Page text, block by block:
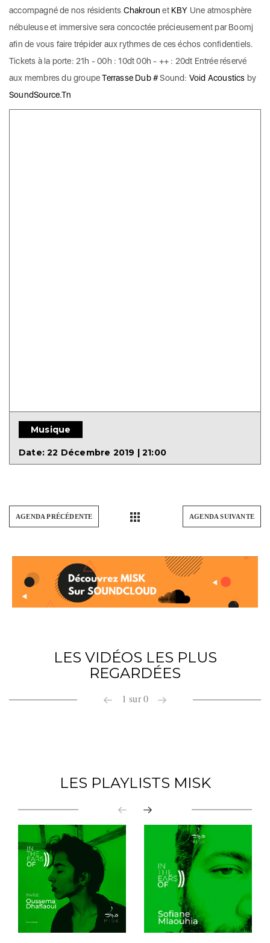
accompagné de nos résidents Chakroun et KBY Une atmosphère
nébuleuse et immersive sera concoctée précieusement par Boomj
afin de vous faire trépider aux rythmes de ces échos confidentiels.
Tickets à la porte: 21h - 00h : 10dt 00h - ++ : 20dt Entrée réservé
aux membres du groupeTerrasse Dub #Sound: Void Acoustics by
SoundSource.Tn
Musique
Date:22 Décembre 2019 | 21:00
AGENDA PRÉCÉDENTE AGENDA SUIVANTE
LES VIDÉOS LES PLUS
REGARDÉES
1 sur0
LES PLAYLISTS MISK